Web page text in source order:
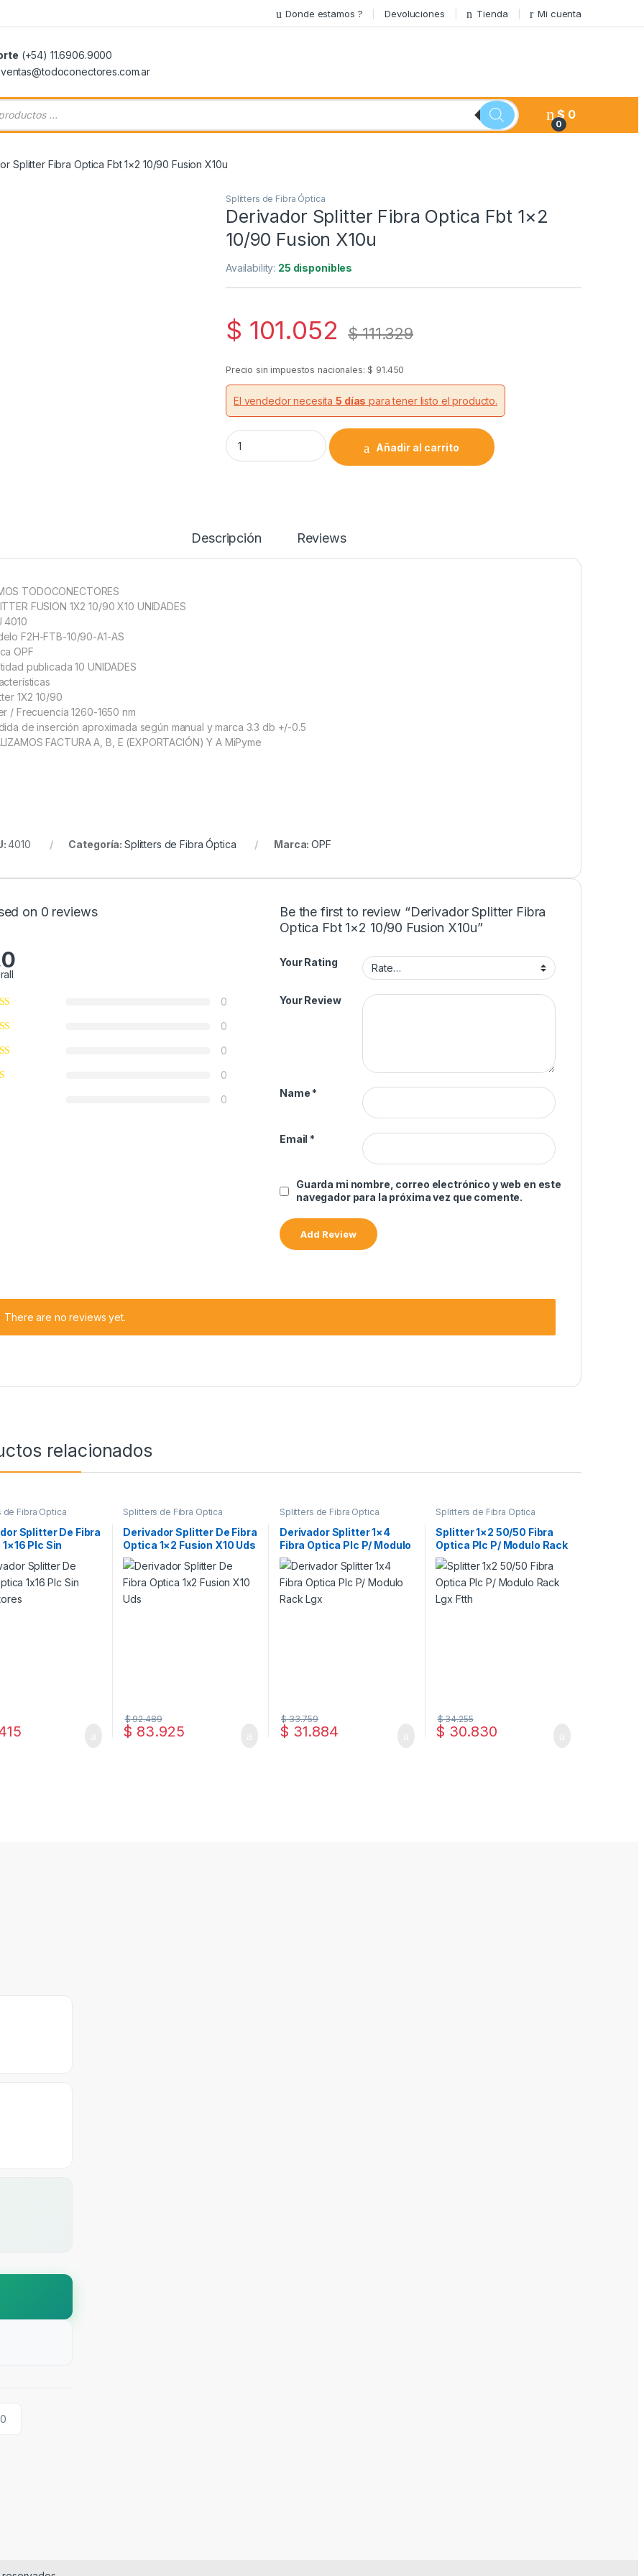
Donde estamos ? Devoluciones Tienda Mi cuenta
(+54) 11.6906.9000
ventas@todoconectores.com.ar
0
$ 0
Splitter Fibra Optica Fbt 1×2 10/90 Fusion X10u
Splitters de Fibra Óptica
Derivador Splitter Fibra Optica Fbt 1×2
10/90 Fusion X10u
Availability: 25 disponibles
$ 101.052 $111.329
Precio sin impuestos nacionales:$ 91.450
El vendedor necesita5 días para tener listo el producto.
Derivador Splitter Fibra Optica Fbt 1x2 10/90 Fusion X10u quantity
Añadir al carrito
Descripción Reviews
TODOCONECTORES
FUSION 1X2 10/90 X10 UNIDADES
4010
F2H-FTB-10/90-A1-AS
OPF
publicada 10 UNIDADES
1X2 10/90
/ Frecuencia 1260-1650 nm
de inserción aproximada según manual y marca 3.3 db +/-0.5
FACTURA A, B, E (EXPORTACIÓN) Y A MiPyme
4010 Categoría: Splitters de Fibra Óptica Marca:OPF
on 0 reviews
0
0
0
0
0
Be the first to review “Derivador Splitter Fibra
Optica Fbt 1×2 10/90 Fusion X10u”
Your Rating
Your Review
Name *
Email *
Guarda mi nombre, correo electrónico y web en este
navegador para la próxima vez que comente.
There are no reviews yet.
relacionados
de Fibra Óptica
Splitter De Fibra
Plc Sin
Splitters de Fibra Óptica
Derivador Splitter De Fibra
Optica 1×2 Fusion X10 Uds
$ 83.925
$92.489
Splitters de Fibra Óptica
Derivador Splitter 1×4
Fibra Optica Plc P/ Modulo
Rack Lgx
$ 31.884
$33.759
Splitters de Fibra Óptica
Splitter 1×2 50/50 Fibra
Optica Plc P/ Modulo Rack
Lgx Ftth
$ 30.830
$34.255